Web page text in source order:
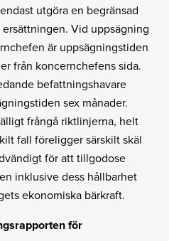
utgöra en begränsad
Vid uppsägning
är uppsägningstiden
från koncernchefens sida.
befattningshavare
sex månader.
frångå riktlinjerna, helt
fall föreligger särskilt skäl
för att tillgodose
inklusive dess hållbarhet
ekonomiska bärkraft.
för